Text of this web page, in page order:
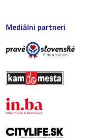
Mediálni partneri